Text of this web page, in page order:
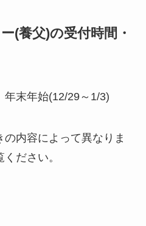
(養父)の受付時間・
年末年始(12/29～1/3)
内容によって異なりま
ださい。